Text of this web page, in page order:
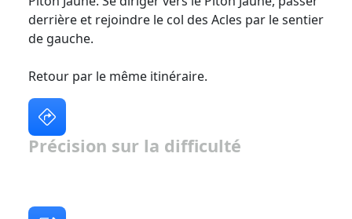
derrière et rejoindre le col des Acles par le sentier
de gauche.
Retour par le même itinéraire.
Précision sur la difficulté